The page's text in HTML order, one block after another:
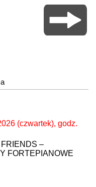
(czwartek), godz.
–
FORTEPIANOWE